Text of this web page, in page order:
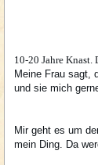
10-20 Jahre Knast.
Meine Frau sagt,
und sie mich
Mir geht es um
mein Ding. Da